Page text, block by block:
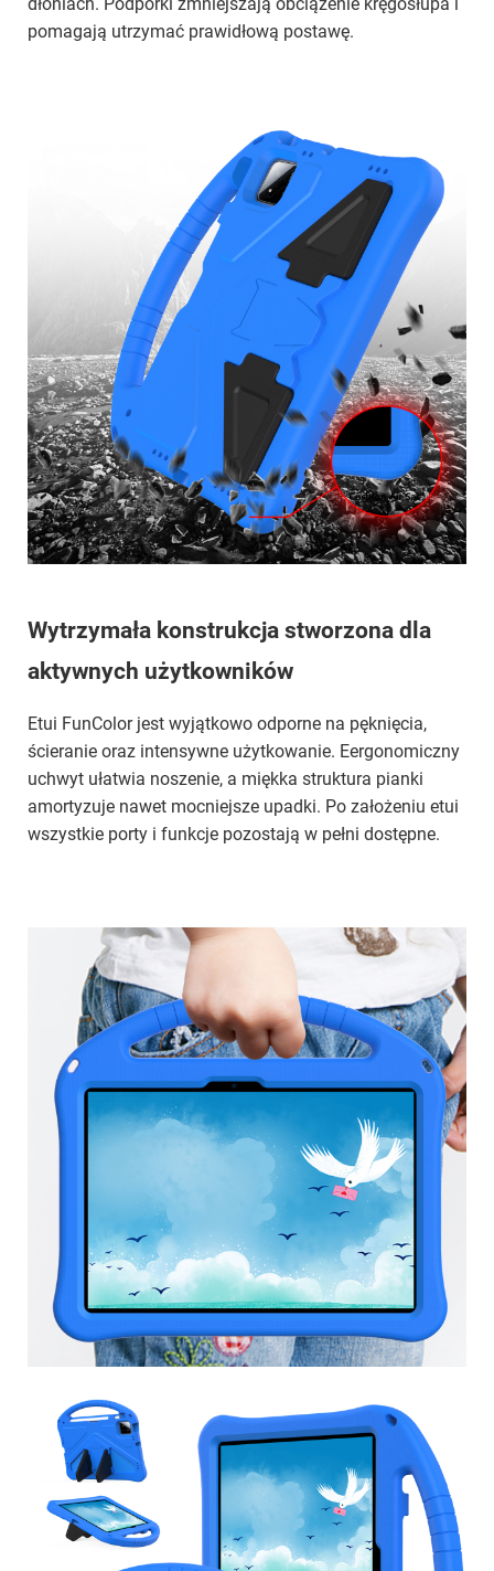
pomagają utrzymać prawidłową postawę.
Wytrzymała konstrukcja stworzona dla
aktywnych użytkowników
Etui FunColor jest wyjątkowo odporne na pęknięcia,
ścieranie oraz intensywne użytkowanie. Eergonomiczny
uchwyt ułatwia noszenie, a miękka struktura pianki
amortyzuje nawet mocniejsze upadki. Po założeniu etui
wszystkie porty i funkcje pozostają w pełni dostępne.